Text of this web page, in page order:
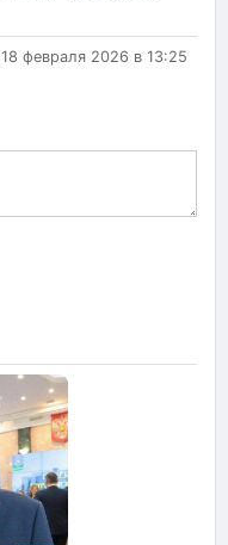
18 февраля 2026 в 13:25